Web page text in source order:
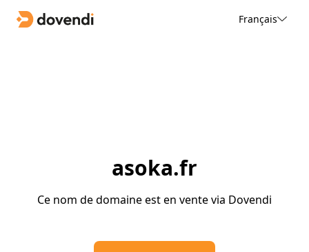
Français
asoka.fr
Ce nom de domaine est en vente via Dovendi